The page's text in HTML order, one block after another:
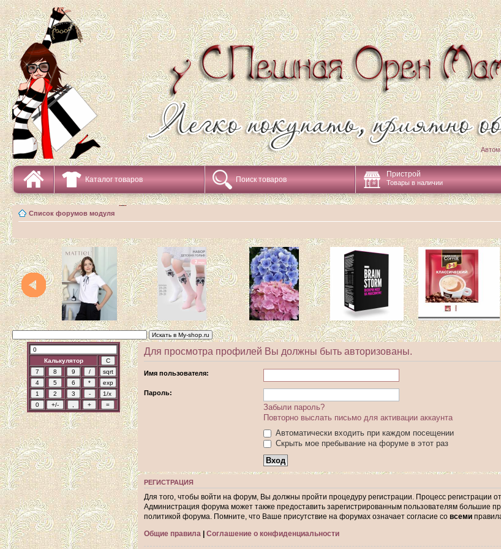
Каталог товаров Поиск товаров
Пристрой
Товары в наличии
Список форумов модуля
Калькулятор
Для просмотра профилей Вы должны быть авторизованы.
Имя пользователя:
Пароль:
Забыли пароль?
Повторно выслать письмо для активации аккаунта
Автоматически входить при каждом посещении
Скрыть мое пребывание на форуме в этот раз
РЕГИСТРАЦИЯ
Для того, чтобы войти на форум, Вы должны пройти процедуру регистрации. Процесс регистрации
Администрация форума может также предоставить зарегистрированным пользователям большие
политикой форума. Помните, что Ваше присутствие на форумах означает согласие со всеми
Общие правила | Соглашение о конфиденциальности